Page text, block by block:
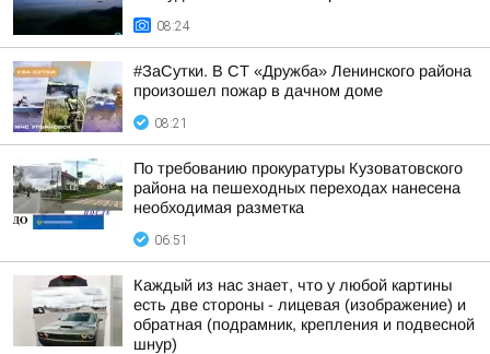
08:24
#ЗаСутки. В СТ «Дружба» Ленинского района
произошел пожар в дачном доме
08:21
По требованию прокуратуры Кузоватовского
района на пешеходных переходах нанесена
необходимая разметка
06:51
Каждый из нас знает, что у любой картины
есть две стороны - лицевая (изображение) и
обратная (подрамник, крепления и подвесной
шнур)